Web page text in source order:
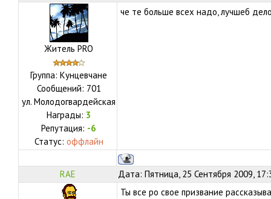
Житель PRO
Группа: Кунцевчане
Сообщений: 701
ул. Молодогвардейская
Награды: 3
Репутация: -6
Статус: оффлайн
че те больше всех надо, лучшеб
RAE Дата: Пятница, 25 Сентября 2009,
Ты все ро свое призвание